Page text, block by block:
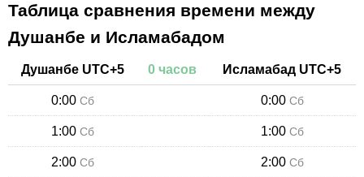
Таблица сравнения времени между
Душанбе и Исламабадом
Душанбе UTC+5 0 часов Исламабад UTC+5
0:00 Сб 0:00 Сб
1:00 Сб 1:00 Сб
2:00 Сб 2:00 Сб